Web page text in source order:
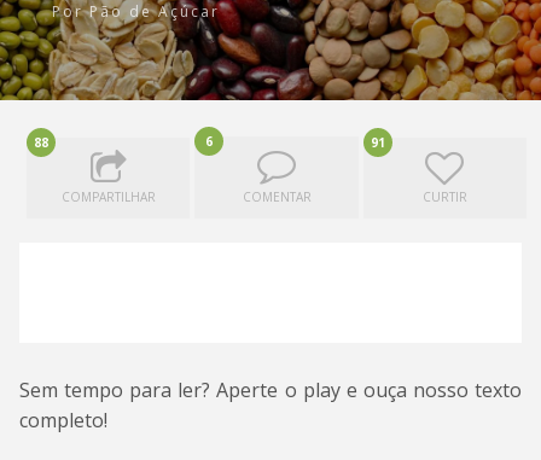
PorPão de Açúcar
88
COMPARTILHAR
6
COMENTAR
91
CURTIR
Sem tempo para ler? Aperte o play e ouça nosso texto
completo!